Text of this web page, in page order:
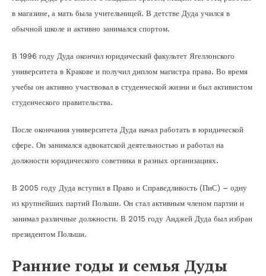
в магазине, а мать была учительницей. В детстве Дуда учился в
обычной школе и активно занимался спортом.
В 1996 году Дуда окончил юридический факультет Ягеллонского
университета в Кракове и получил диплом магистра права. Во время
учебы он активно участвовал в студенческой жизни и был активистом
студенческого правительства.
После окончания университета Дуда начал работать в юридической
сфере. Он занимался адвокатской деятельностью и работал на
должности юридического советника в разных организациях.
В 2005 году Дуда вступил в Право и Справедливость (ПиС) – одну
из крупнейших партий Польши. Он стал активным членом партии и
занимал различные должности. В 2015 году Анджей Дуда был избран
президентом Польши.
Ранние годы и семья Дуды